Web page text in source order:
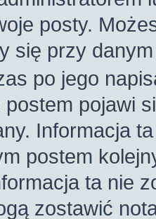
posty.
się przy
po jego
postem pojawi
Informacja
postem
ta nie
zostawić